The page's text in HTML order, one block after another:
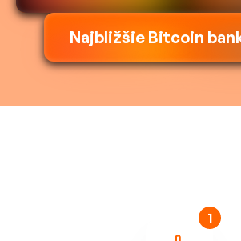
Najbližšie Bitcoin
1